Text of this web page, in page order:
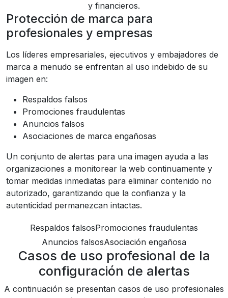
y financieros.
Protección de marca para
profesionales y empresas
Los líderes empresariales, ejecutivos y embajadores de
marca a menudo se enfrentan al uso indebido de su
imagen en:
Respaldos falsos
Promociones fraudulentas
Anuncios falsos
Asociaciones de marca engañosas
Un conjunto de alertas para una imagen ayuda a las
organizaciones a monitorear la web continuamente y
tomar medidas inmediatas para eliminar contenido no
autorizado, garantizando que la confianza y la
autenticidad permanezcan intactas.
Respaldos falsosPromociones fraudulentas
Anuncios falsosAsociación engañosa
Casos de uso profesional de la
configuración de alertas
A continuación se presentan casos de uso profesionales